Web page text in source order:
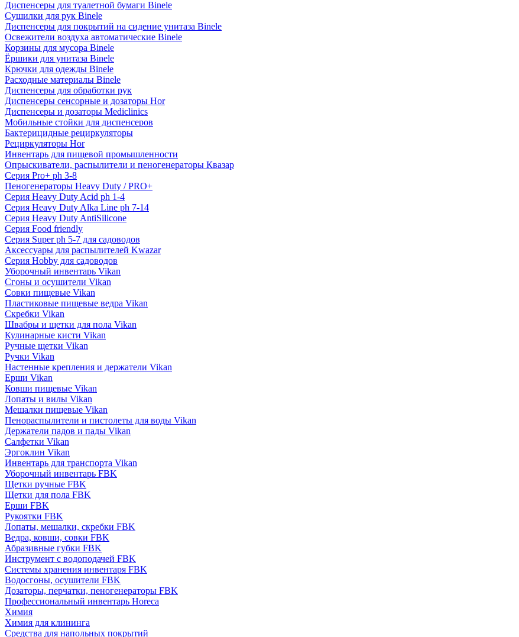
Диспенсеры для туалетной бумаги Binele
Сушилки для рук Binele
Диспенсеры для покрытий на сидение унитаза Binele
Освежители воздуха автоматические Binele
Корзины для мусора Binele
Ёршики для унитаза Binele
Крючки для одежды Binele
Расходные материалы Binele
Диспенсеры для обработки рук
Диспенсеры сенсорные и дозаторы Hor
Диспенсеры и дозаторы Mediclinics
Мобильные стойки для диспенсеров
Бактерицидные рециркуляторы
Рециркуляторы Hor
Инвентарь для пищевой промышленности
Опрыскиватели, распылители и пеногенераторы Квазар
Серия Pro+ ph 3-8
Пеногенераторы Heavy Duty / PRO+
Серия Heavy Duty Acid ph 1-4
Серия Heavy Duty Alka Line ph 7-14
Серия Heavy Duty AntiSilicone
Серия Food friendly
Серия Super ph 5-7 для садоводов
Аксессуары для распылителей Kwazar
Серия Hobby для садоводов
Уборочный инвентарь Vikan
Сгоны и осушители Vikan
Совки пищевые Vikan
Пластиковые пищевые ведра Vikan
Скребки Vikan
Швабры и щетки для пола Vikan
Кулинарные кисти Vikan
Ручные щетки Vikan
Ручки Vikan
Настенные крепления и держатели Vikan
Ерши Vikan
Ковши пищевые Vikan
Лопаты и вилы Vikan
Мешалки пищевые Vikan
Пенораспылители и пистолеты для воды Vikan
Держатели падов и пады Vikan
Салфетки Vikan
Эргоклин Vikan
Инвентарь для транспорта Vikan
Уборочный инвентарь FBK
Щетки ручные FBK
Щетки для пола FBK
Ерши FBK
Рукоятки FBK
Лопаты, мешалки, скребки FBK
Ведра, ковши, совки FBK
Абразивные губки FBK
Инструмент с водоподачей FBK
Системы хранения инвентаря FBK
Водосгоны, осушители FBK
Дозаторы, перчатки, пеногенераторы FBK
Профессиональный инвентарь Horeca
Химия
Химия для клининга
Средства для напольных покрытий